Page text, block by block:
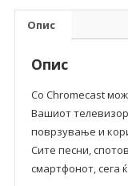
Опис
Опис
Со Chromecast
Вашиот
поврзување и
Сите песни,
смартфонот, сега